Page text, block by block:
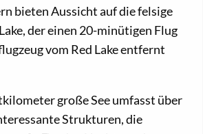
bieten Aussicht auf die felsige
der einen 20-minütigen Flug
vom Red Lake entfernt
große See umfasst über
Strukturen, die